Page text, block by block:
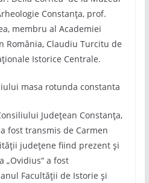
Constanța, prof.
membru al Academiei
România, Claudiu Turcitu de
Istorice Centrale.
Județean Constanța,
fost transmis de Carmen
județene fiind prezent și
„Ovidius“ a fost
Facultății de Istorie și